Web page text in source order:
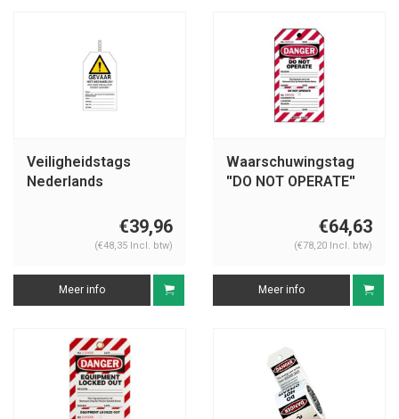
Veiligheidstags
Nederlands
€39,96
(€48,35 Incl. btw)
Meer info
Waarschuwingstag
''DO NOT OPERATE''
€64,63
(€78,20 Incl. btw)
Meer info